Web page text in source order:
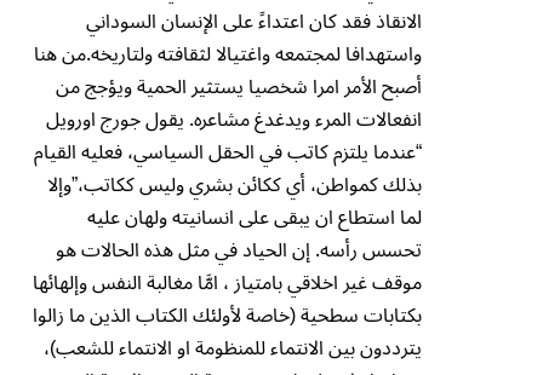
الانقاذ فقد كان اعتداءً على الإنسان السوداني
واستهدافا لمجتمعه واغتيالا لثقافته ولتاريخه.من هنا
أصبح الأمر امرا شخصيا يستثير الحمية ويؤجج من
انفعالات المرء ويدغدغ مشاعره. يقول جورج اورويل
“عندما يلتزم كاتب في الحقل السياسي، فعليه القيام
بذلك كمواطن، أي ككائن بشري وليس ككاتب،”وإلا
لما استطاع ان يبقى على انسانيته ولهان عليه
تحسس رأسه. إن الحياد في مثل هذه الحالات هو
موقف غير اخلاقي بامتياز ، امَّا مغالبة النفس وإلهائها
بكتابات سطحية (خاصة لأولئك الكتاب الذين ما زالوا
يترددون بين الانتماء للمنظومة او الانتماء للشعب)،